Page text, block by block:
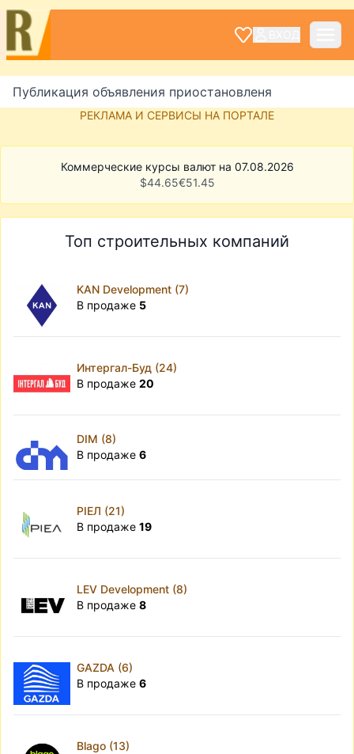
Публикация объявления приостановленя
РЕКЛАМА И СЕРВИСЫ НА ПОРТАЛЕ
Коммерческие курсы валют на 07.08.2026
$44.65€51.45
Топ строительных компаний
KAN Development (7)
В продаже 5
Интергал-Буд (24)
В продаже 20
DIM (8)
В продаже 6
РІЕЛ (21)
В продаже 19
LEV Development (8)
В продаже 8
GAZDA (6)
В продаже 6
Blago (13)